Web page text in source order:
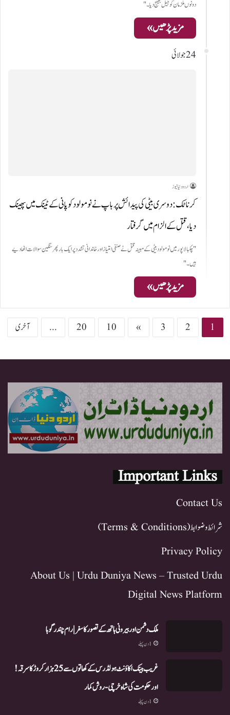
دونوں ملزمان کو جیل بھیج دیا۔"
مزید پڑھیں »
24 جولائی
اردو دنیا نیوز
کرناٹک: دوسری بیٹی کی پیدائش پر باپ نے نومولود کو پانی کے ٹینک میں پھینک
دیا، قتل کے الزام میں گرفتار
"چکبالاپور میں نومولود بیٹی کے مبینہ قتل نے صنفی امتیاز اور خاندانی تشدد پر ایک بار پھر سنگین سوالات اٹھا دیے
ہیں۔"
مزید پڑھیں »
1
2
3
»
10
20
... آخری
Important Links
Contact Us
شرائط و ضوابط (Terms & Conditions)
Privacy Policy
About Us | Urdu Duniya News – Trusted Urdu
Digital News Platform
ملک دشمن اور بیرونی ہاتھ کے تصور کا سفر | رام چندر گوہا
1 دن پہلے
غریب بینک اکاؤنٹ ہولڈرس کے کھاتوں سے 25 ہزار کروڑ کا سرقہ!
اور حکومت کی شاہ خرچی-روش کمار
1 دن پہلے